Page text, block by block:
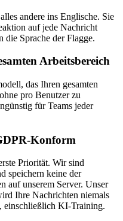
andere ins Englische. Sie
auf jede Nachricht
die Sprache der Flagge.
Arbeitsbereich
das Ihren gesamten
pro Benutzer zu
für Teams jeder
Konform
Priorität. Wir sind
speichern keine der
auf unserem Server. Unser
Ihre Nachrichten niemals
einschließlich KI-Training.